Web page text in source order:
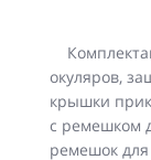
окуляров,
крышки
с ремешком
ремешок для